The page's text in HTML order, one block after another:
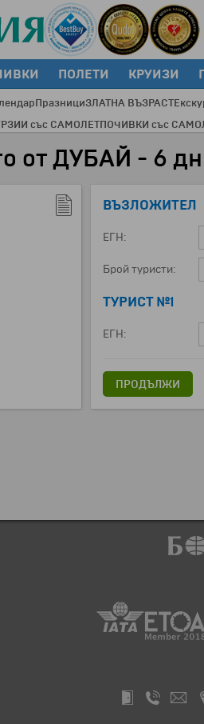
ПОЛЕТИ КРУИЗИ
ПразнициЗЛАТНА ВЪЗРАСТ
със САМОЛЕТПОЧИВКИ със
от ДУБАЙ - 6
ВЪЗЛОЖИТЕЛ
ЕГН:
Брой туристи:
ТУРИСТ №1
ЕГН:
ПРОДЪЛЖИ